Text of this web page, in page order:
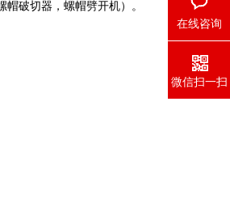
帽破切器，螺帽劈开机）。
在线咨询
微信扫一扫